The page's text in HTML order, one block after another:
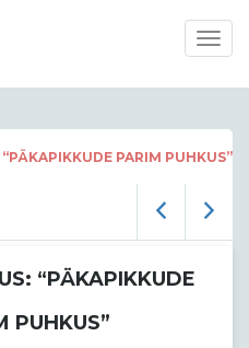
PARIM PUHKUS”
“PÄKAPIKKUDE
PUHKUS”